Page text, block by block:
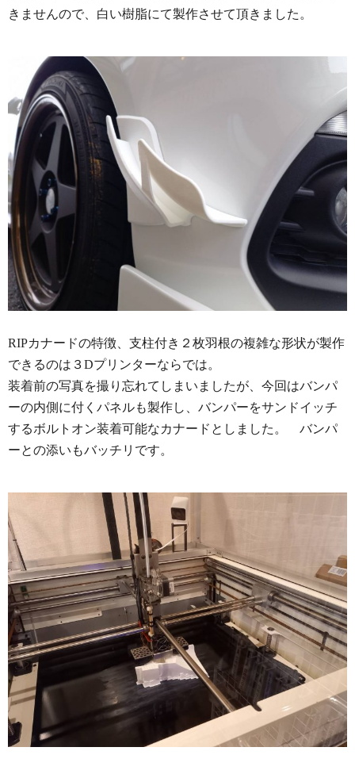
きませんので、白い樹脂にて製作させて頂きました。
RIPカナードの特徴、支柱付き２枚羽根の複雑な形状が製作
できるのは３Dプリンターならでは。
装着前の写真を撮り忘れてしまいましたが、今回はバンパ
ーの内側に付くパネルも製作し、バンパーをサンドイッチ
するボルトオン装着可能なカナードとしました。 バンパ
ーとの添いもバッチリです。